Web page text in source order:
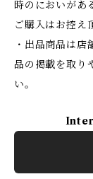
時のにおいがあ
ご購入はお控え
・出品商品は
品の掲載を取り
い。